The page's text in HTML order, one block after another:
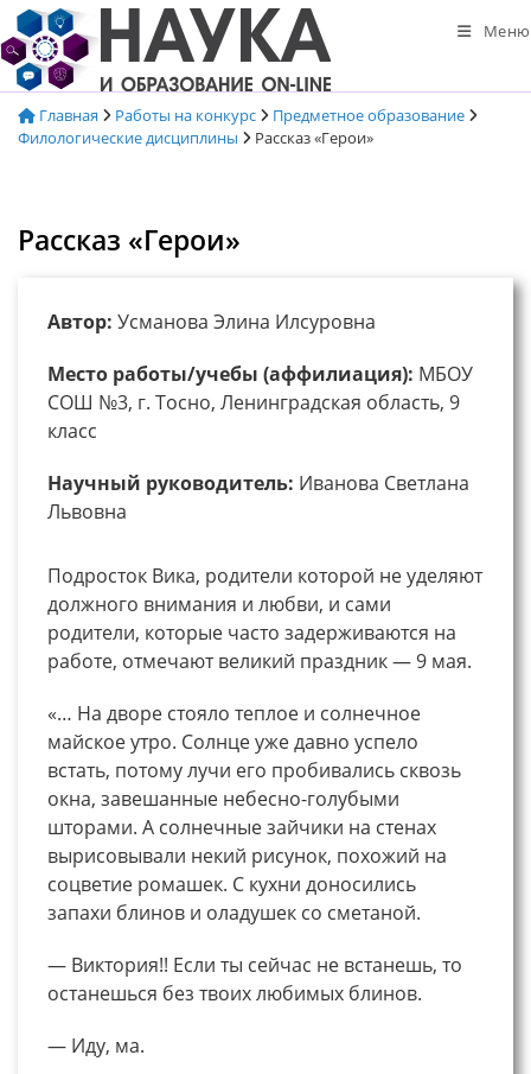
Перейти
к
содержимому
Меню
Главная Работы на конкурс
Предметное образование
Филологические дисциплины
Рассказ «Герои»
Рассказ «Герои»
Автор: Усманова Элина Илсуровна
Место работы/учебы (аффилиация): МБОУ
СОШ №3, г. Тосно, Ленинградская область, 9
класс
Научный руководитель: Иванова Светлана
Львовна
Подросток Вика, родители которой не уделяют
должного внимания и любви, и сами
родители, которые часто задерживаются на
работе, отмечают великий праздник — 9 мая.
«… На дворе стояло теплое и солнечное
майское утро. Солнце уже давно успело
встать, потому лучи его пробивались сквозь
окна, завешанные небесно-голубыми
шторами. А солнечные зайчики на стенах
вырисовывали некий рисунок, похожий на
соцветие ромашек. С кухни доносились
запахи блинов и оладушек со сметаной.
— Виктория!! Если ты сейчас не встанешь, то
останешься без твоих любимых блинов.
— Иду, ма.